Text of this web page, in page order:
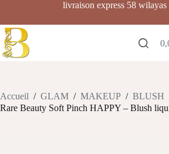
contenu
livraison express 58 wilayas
Accueil / GLAM / MAKEUP / BLUSH
Rare Beauty Soft Pinch HAPPY – Blush